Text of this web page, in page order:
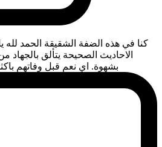
كنا في هذه الضفة الشقيقة الحمد لله
الاحاديث الصحيحة يتألق بالجهاد
بشهوة. اي نعم قبل وفاتهم